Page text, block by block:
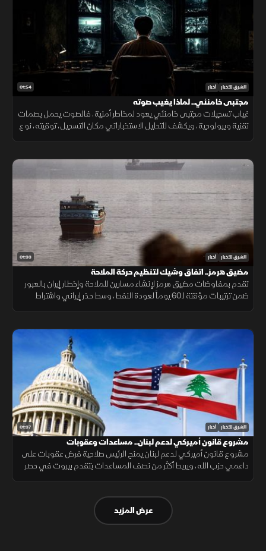
01:54 الشرق للأخبار أخبار
مجتبى خامنئي.. لماذا يغيب صوته
غياب تسجيلات مجتبى خامنئي يعود لمخاطر أمنية، فالصوت يحمل بصمات
تقنية وبيولوجية، ويكشف للتحليل الاستخباراتي مكان التسجيل، توقيته، نوع
01:33 الشرق للأخبار أخبار
مضيق هرمز.. اتفاق وشيك لتنظيم حركة الملاحة
تقدم بمفاوضات مضيق هرمز لإنشاء مسارين للملاحة وإخطار إيران بالعبور
ضمن ترتيبات مؤقتة لـ60 يوماً لعودة النفط، وسط حذر إيراني واشتراط
01:37 الشرق للأخبار أخبار
مشروع قانون أميركي لدعم لبنان.. مساعدات وعقوبات
مشروع قانون أميركي لدعم لبنان يمنح الرئيس صلاحية فرض عقوبات على
داعمي حزب الله، ويربط أكثر من نصف المساعدات بتقدم بيروت في حصر
عرض المزيد